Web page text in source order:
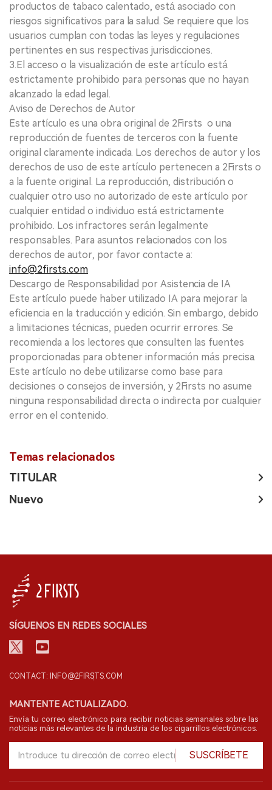
productos de tabaco calentado, está asociado con
riesgos significativos para la salud. Se requiere que los
usuarios cumplan con todas las leyes y regulaciones
pertinentes en sus respectivas jurisdicciones.
3.El acceso o la visualización de este artículo está
estrictamente prohibido para personas que no hayan
alcanzado la edad legal.
Aviso de Derechos de Autor
Este artículo es una obra original de 2Firsts o una
reproducción de fuentes de terceros con la fuente
original claramente indicada. Los derechos de autor y los
derechos de uso de este artículo pertenecen a 2Firsts o
a la fuente original. La reproducción, distribución o
cualquier otro uso no autorizado de este artículo por
cualquier entidad o individuo está estrictamente
prohibido. Los infractores serán legalmente
responsables. Para asuntos relacionados con los
derechos de autor, por favor contacte a:
info@2firsts.com
Descargo de Responsabilidad por Asistencia de IA
Este artículo puede haber utilizado IA para mejorar la
eficiencia en la traducción y edición. Sin embargo, debido
a limitaciones técnicas, pueden ocurrir errores. Se
recomienda a los lectores que consulten las fuentes
proporcionadas para obtener información más precisa.
Este artículo no debe utilizarse como base para
decisiones o consejos de inversión, y 2Firsts no asume
ninguna responsabilidad directa o indirecta por cualquier
error en el contenido.
Temas relacionados
TITULAR
Nuevo
SÍGUENOS EN REDES SOCIALES
CONTACT: INFO@2FIRSTS.COM
MANTENTE ACTUALIZADO.
Envía tu correo electrónico para recibir noticias semanales sobre las
noticias más relevantes de la industria de los cigarrillos electrónicos.
SUSCRÍBETE